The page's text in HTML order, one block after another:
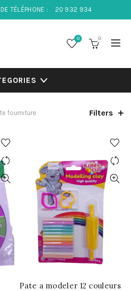
TÉLÉPHONE : 20 932 934
0 0
fourniture Filters
Pate a modeler 12 couleurs